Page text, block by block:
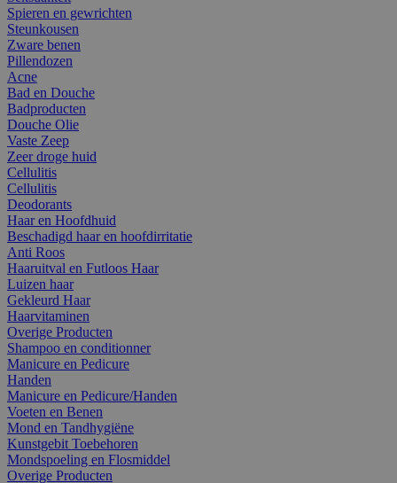
Spieren en gewrichten
Steunkousen
Zware benen
Pillendozen
Acne
Bad en Douche
Badproducten
Douche Olie
Vaste Zeep
Zeer droge huid
Cellulitis
Cellulitis
Deodorants
Haar en Hoofdhuid
Beschadigd haar en hoofdirritatie
Anti Roos
Haaruitval en Futloos Haar
Luizen haar
Gekleurd Haar
Haarvitaminen
Overige Producten
Shampoo en conditionner
Manicure en Pedicure
Handen
Manicure en Pedicure/Handen
Voeten en Benen
Mond en Tandhygiëne
Kunstgebit Toebehoren
Mondspoeling en Flosmiddel
Overige Producten